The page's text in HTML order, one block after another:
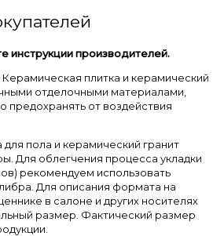
инструкции производителей.
плитка и керамический
отделочными материалами,
предохранять от воздействия
пола и керамический гранит
Для облегчения процесса укладки
рекомендуем использовать
Для описания формата на
в салоне и других носителях
размер. Фактический размер